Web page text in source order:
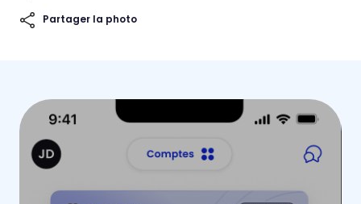
Partager la photo